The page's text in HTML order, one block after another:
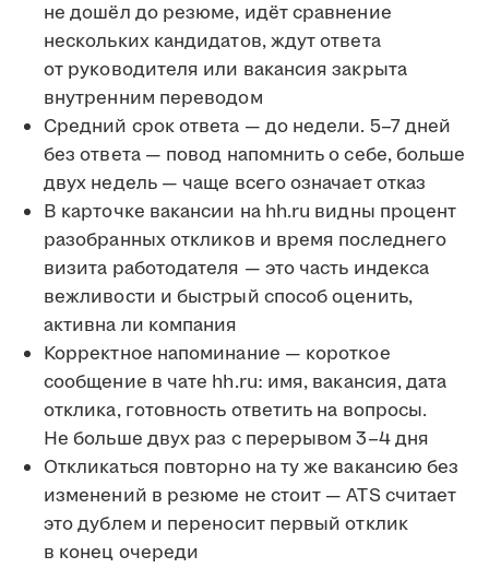
не дошёл до резюме, идёт сравнение
нескольких кандидатов, ждут ответа
от руководителя или вакансия закрыта
внутренним переводом
Средний срок ответа — до недели. 5–7 дней
без ответа — повод напомнить о себе, больше
двух недель — чаще всего означает отказ
В карточке вакансии на hh.ru видны процент
разобранных откликов и время последнего
визита работодателя — это часть индекса
вежливости и быстрый способ оценить,
активна ли компания
Корректное напоминание — короткое
сообщение в чате hh.ru: имя, вакансия, дата
отклика, готовность ответить на вопросы.
Не больше двух раз с перерывом 3–4 дня
Откликаться повторно на ту же вакансию без
изменений в резюме не стоит — ATS считает
это дублем и переносит первый отклик
в конец очереди